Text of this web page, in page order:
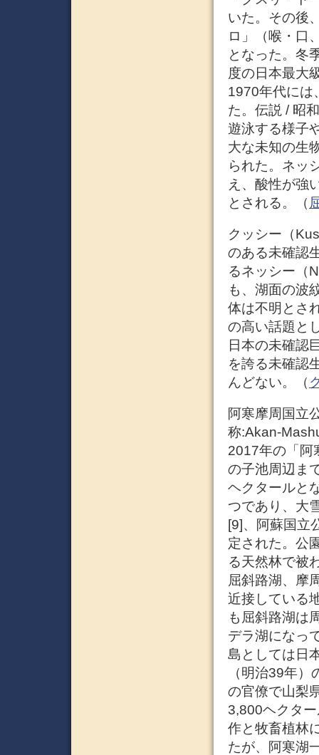
いた。その後
ロ」（喉・口
となった。冬
度の日本最大
1970年代には
た。伝説 / 昭
遊泳する様子
大な未知の生
られた。ネッ
え、酸性が強
とされる。（
クッシー（
のある未確認
るネッシー（
も、湖面の波
体は不明とさ
の高い話題と
日本の未確認
を誇る未確認
んどない。（
阿寒摩周国立
称:Akan-
2017年の「阿
の子池周辺ま
ヘクタールと
つであり、大
[9]、阿蘇国立
定された。公
る天然林で被
屈斜路湖、摩
近接している
も屈斜路湖は
デラ湖になっ
島としては日
（明治39年
の官僚で山梨
3,800ヘクタ
作と牧畜植林
たが、阿寒湖